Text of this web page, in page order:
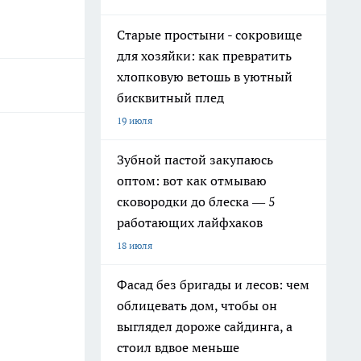
Старые простыни - сокровище
для хозяйки: как превратить
хлопковую ветошь в уютный
бисквитный плед
19 июля
Зубной пастой закупаюсь
оптом: вот как отмываю
сковородки до блеска — 5
работающих лайфхаков
18 июля
Фасад без бригады и лесов: чем
облицевать дом, чтобы он
выглядел дороже сайдинга, а
стоил вдвое меньше